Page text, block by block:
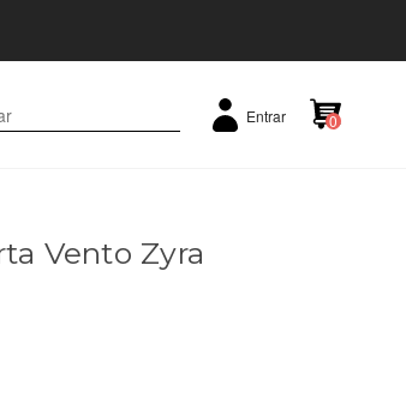
Entrar 0
Vento Zyra